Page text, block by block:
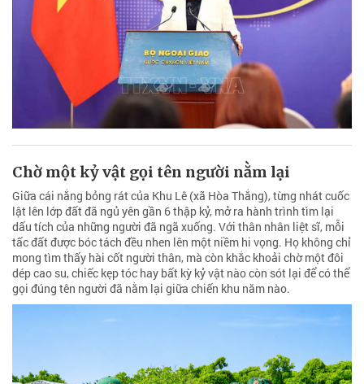
Chờ một kỷ vật gọi tên người nằm lại
Giữa cái nắng bỏng rát của Khu Lê (xã Hòa Thắng), từng nhát cuốc
lật lên lớp đất đã ngủ yên gần 6 thập kỷ, mở ra hành trình tìm lại
dấu tích của những người đã ngã xuống. Với thân nhân liệt sĩ, mỗi
tấc đất được bóc tách đều nhen lên một niềm hi vọng. Họ không chỉ
mong tìm thấy hài cốt người thân, mà còn khắc khoải chờ một đôi
dép cao su, chiếc kẹp tóc hay bất kỳ kỷ vật nào còn sót lại để có thể
gọi đúng tên người đã nằm lại giữa chiến khu năm nào.